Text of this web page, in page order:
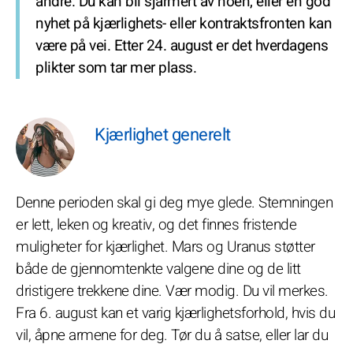
nyhet på kjærlighets- eller kontraktsfronten kan
være på vei. Etter 24. august er det hverdagens
plikter som tar mer plass.
Kjærlighet generelt
Denne perioden skal gi deg mye glede. Stemningen
er lett, leken og kreativ, og det finnes fristende
muligheter for kjærlighet. Mars og Uranus støtter
både de gjennomtenkte valgene dine og de litt
dristigere trekkene dine. Vær modig. Du vil merkes.
Fra 6. august kan et varig kjærlighetsforhold, hvis du
vil, åpne armene for deg. Tør du å satse, eller lar du